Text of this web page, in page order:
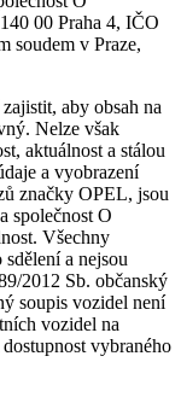
00 Praha 4, IČO
soudem v Praze,
aby obsah na
Nelze však
aktuálnost a stálou
a vyobrazení
značky OPEL, jsou
společnost O
Všechny
a nejsou
2012 Sb. občanský
soupis vozidel není
vozidel na
vybraného